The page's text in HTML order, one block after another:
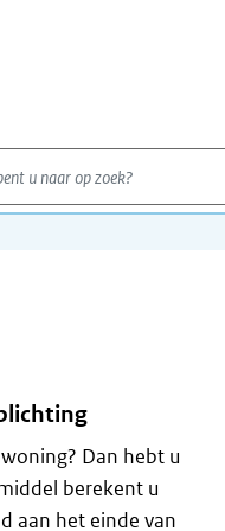
u naar op zoek?
Dan hebt u
berekent u
aan het einde van